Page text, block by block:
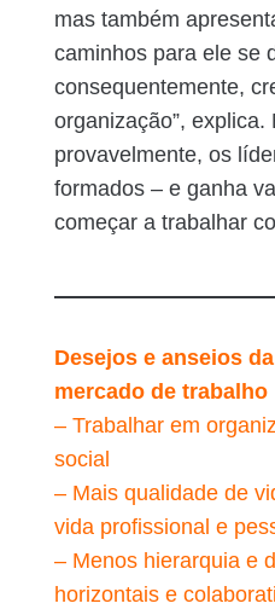
mas também
caminhos para ele se
consequentemente,
organização”, explica.
provavelmente, os
formados – e ganha
começar a trabalhar
Desejos e anseios
mercado de trabalho
– Trabalhar em
social
– Mais qualidade de
vida profissional e
– Menos hierarquia e
horizontais e